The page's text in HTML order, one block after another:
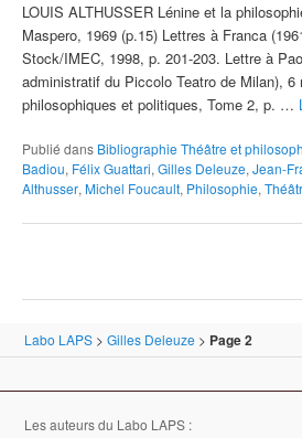
LOUIS ALTHUSSER Lénine et la
Maspero, 1969 (p.15) Lettres à Franca
Stock/IMEC, 1998, p. 201-203. Lettre à
administratif du Piccolo Teatro de Milan),
philosophiques et politiques, Tome 2, p. …
Publié dans Bibliographie Théâtre et
Badiou, Félix Guattari, Gilles Deleuze, Jean-
Althusser, Michel Foucault, Philosophie,
Labo LAPS >Gilles Deleuze > Page 2
Les auteurs du Labo LAPS :